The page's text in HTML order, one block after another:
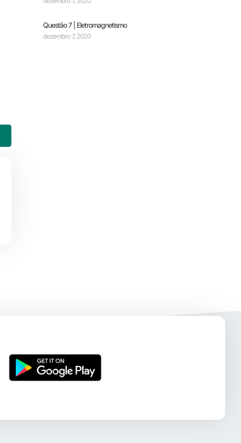
Questão 7 | Eletromagnetismo
dezembro 7, 2020